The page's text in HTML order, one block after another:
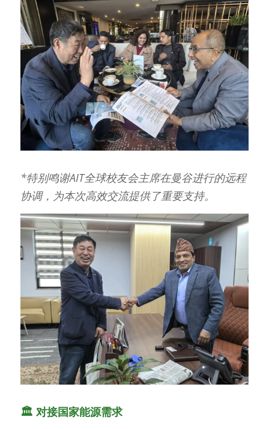
*特别鸣谢AIT全球校友会主席在曼谷进行的远程
协调，为本次高效交流提供了重要支持。
🏛️ 对接国家能源需求